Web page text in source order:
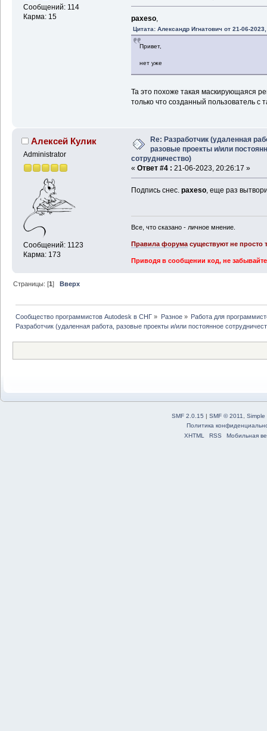
Сообщений: 114
Карма: 15
paxeso,
Цитата: Александр Игнатович от 21-06-
Привет,
нет уже
Та это похоже такая маскирующаяся
только что созданный пользователь с
Алексей Кулик
Administrator
Сообщений: 1123
Карма: 173
Re: Разработчик (удаленная
разовые проекты и/или
сотрудничество)
« Ответ #4 : 21-06-2023, 20:26:17 »
Подпись снес. paxeso, еще раз
Все, что сказано - личное мнение.
Правила форумасуществуют не просто
Приводя в сообщении код, не
Страницы: [1]Вверх
Сообщество программистов Autodesk в СНГ » Разное» Работа для
Разработчик (удаленная работа, разовые проекты и/или постоянное
SMF 2.0.15 | SMF © 2011
Simple
Политика
XHTML
RSS Мобильная